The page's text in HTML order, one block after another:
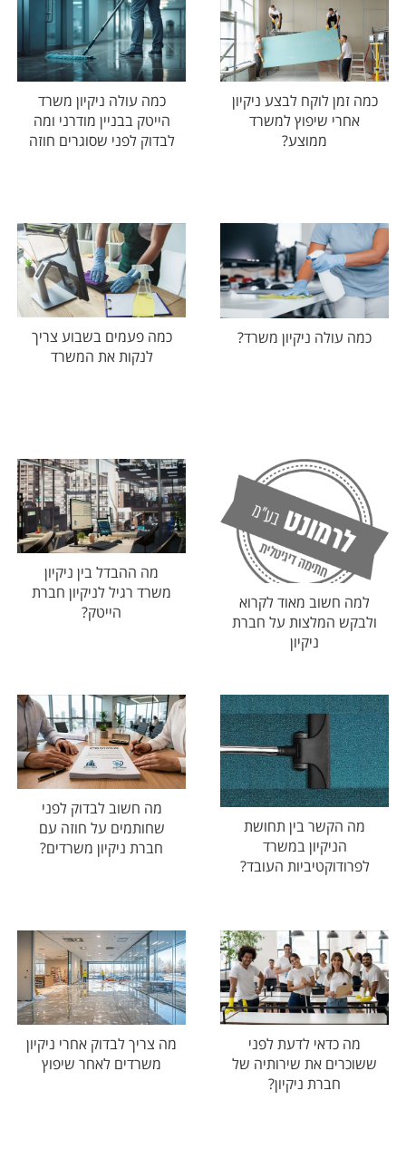
כמה זמן לוקח לבצע ניקיון
אחרי שיפוץ למשרד
ממוצע?
כמה עולה ניקיון משרד
הייטק בבניין מודרני ומה
לבדוק לפני שסוגרים חוזה
כמה עולה ניקיון משרד?
כמה פעמים בשבוע צריך
לנקות את המשרד
למה חשוב מאוד לקרוא
ולבקש המלצות על חברת
ניקיון
מה ההבדל בין ניקיון
משרד רגיל לניקיון חברת
הייטק?
מה הקשר בין תחושת
הניקיון במשרד
לפרודוקטיביות העובד?
מה חשוב לבדוק לפני
שחותמים על חוזה עם
חברת ניקיון משרדים?
מה כדאי לדעת לפני
ששוכרים את שירותיה של
חברת ניקיון?
מה צריך לבדוק אחרי ניקיון
משרדים לאחר שיפוץ